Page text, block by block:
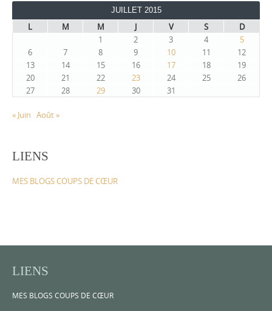
JUILLET 2015
L M M J V S
D
1
2 3 4
5
6
7 8 9 10 11
12
13
14 15 16 17 18
19
20
21 22 23 24 25
26
27
28 29 30 31
« Juin Août »
LIENS
MES BLOGS COUPS DE CŒUR
LIENS
MES BLOGS COUPS DE CŒUR